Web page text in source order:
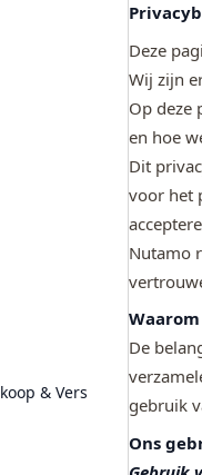
& Vers
Deze
Wij zijn
Op deze
en hoe
Dit
voor het
Nutamo
De
gebruik
Ons